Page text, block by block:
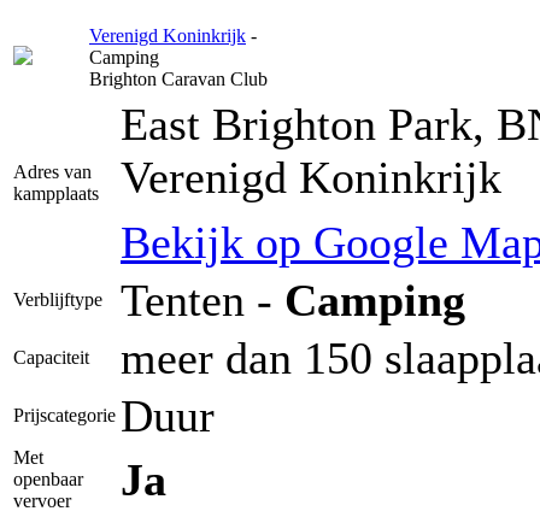
Verenigd Koninkrijk -
Camping
Brighton Caravan Club
Adres van
kampplaats
East Brighton Park,
Verenigd Koninkrijk
Bekijk op Google
Verblijftype Tenten - Camping
Capaciteit meer dan 150
Prijscategorie Duur
Met
openbaar
vervoer
Ja